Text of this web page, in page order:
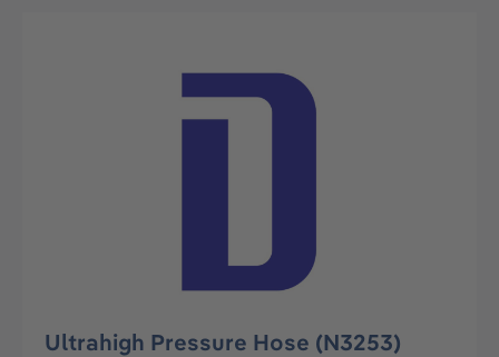
Afbeeldingengalerij overslaan
Ultrahigh Pressure Hose (N3253)